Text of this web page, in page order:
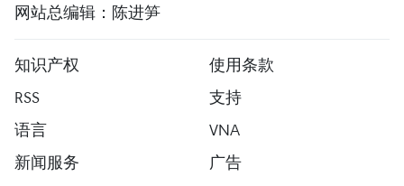
网站总编辑：陈进笋
知识产权
使用条款
RSS
支持
语言
VNA
新闻服务
广告